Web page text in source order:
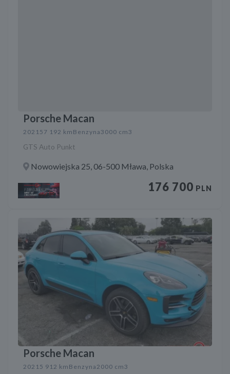
Porsche Macan
202157 192 km Benzyna3000 cm3
GTS Auto Punkt
Nowowiejska 25, 06-500 Mława, Polska
176 700 PLN
Porsche Macan
20215 912 km Benzyna2000 cm3